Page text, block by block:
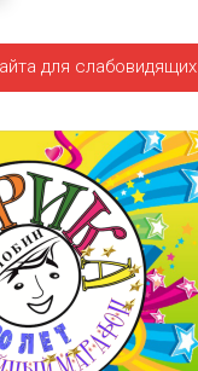
для слабовидящих